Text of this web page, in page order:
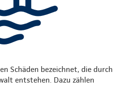
Schäden bezeichnet, die durch
entstehen. Dazu zählen